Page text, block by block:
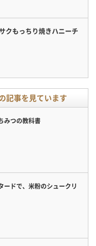
クもっちり焼きハニーチ
記事を見ています
みつの教科書
ドで、米粉のシュークリ